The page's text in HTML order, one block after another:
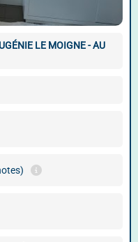
LE MOIGNE - AU